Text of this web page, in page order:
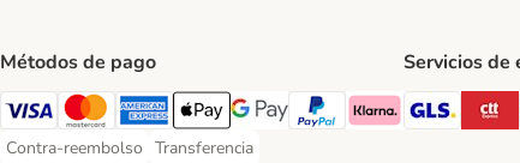
Métodos de pago
Visa Payment Method
Mastercard Payment Method
American Express Payment Method
Apple Pay Payment Method
Google Pay Payment Method
PayPal Payment Method
Klarna Payment
Contra-reembolso
Contra-reembolso Payment Method
Transferencia
Transferencia Payment Method
Servicios de
GLS